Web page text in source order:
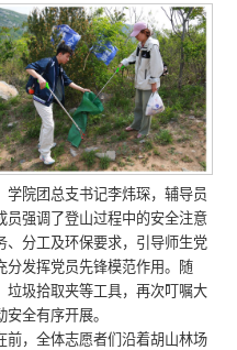
学院团总支书记李炜琛，辅导员
员强调了登山过程中的安全注意
、分工及环保要求，引导师生党
分发挥党员先锋模范作用。随
垃圾拾取夹等工具，再次叮嘱大
全有序开展。
前，全体志愿者们沿着胡山林场